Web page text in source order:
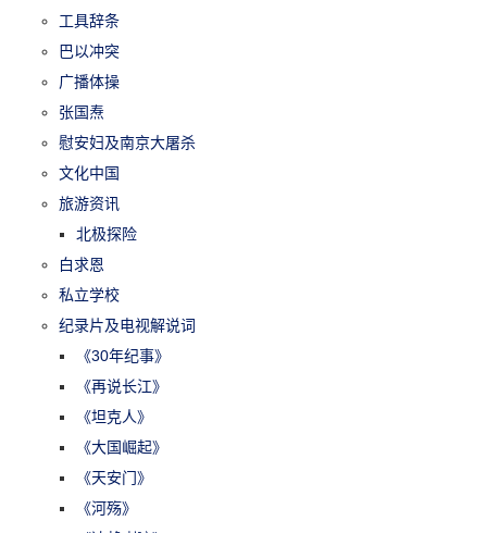
工具辞条
巴以冲突
广播体操
张国焘
慰安妇及南京大屠杀
文化中国
旅游资讯
北极探险
白求恩
私立学校
纪录片及电视解说词
《30年纪事》
《再说长江》
《坦克人》
《大国崛起》
《天安门》
《河殇》